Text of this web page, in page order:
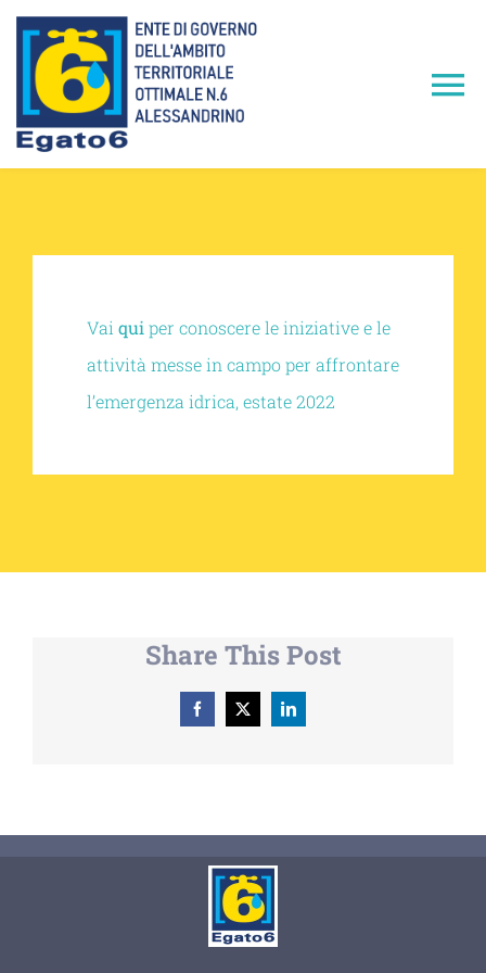
Salta
contenuto
Home
Servizio Idrico Integrato
Vai qui per conoscere le iniziative e le
attività messe in campo per affrontare
l’emergenza idrica, estate 2022
Share This Post
Facebook
X LinkedIn